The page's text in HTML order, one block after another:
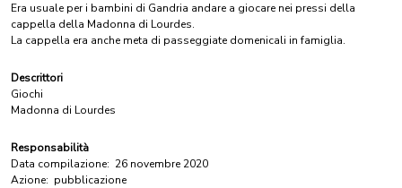
Era usuale per i bambini di Gandria andare a giocare nei pressi della
cappella della Madonna di Lourdes.
La cappella era anche meta di passeggiate domenicali in famiglia.
Descrittori
Giochi
Madonna di Lourdes
Responsabilità
Data compilazione: 26 novembre 2020
Azione: pubblicazione